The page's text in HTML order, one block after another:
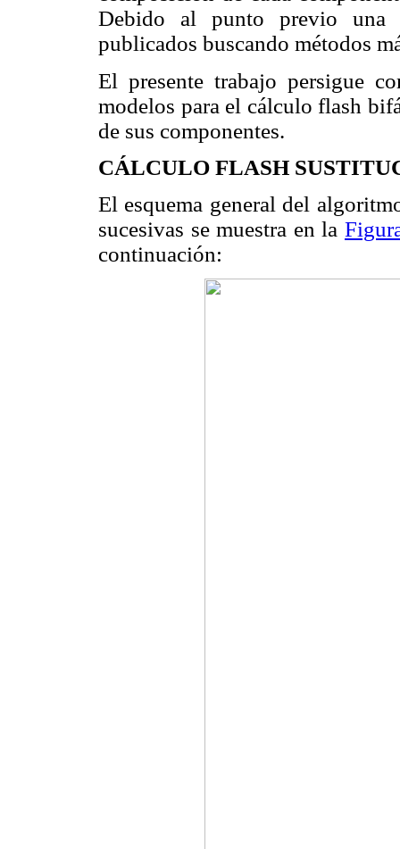
Debido al punto previo una
publicados buscando métodos
El presente trabajo persigue
modelos para el cálculo flash
de sus componentes.
CÁLCULO FLASH
El esquema general del
sucesivas se muestra en la
continuación: